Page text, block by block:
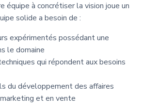
équipe à concrétiser la vision joue un
solide a besoin de :
expérimentés possédant une
le domaine
qui répondent aux besoins
du développement des affaires
et en vente